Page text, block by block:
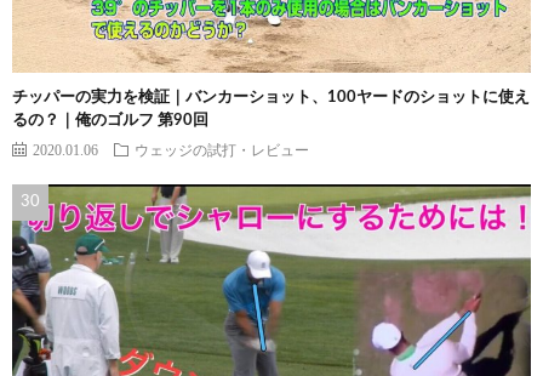
チッパーの実力を検証｜バンカーショット、100ヤードのショットに使え
るの？｜俺のゴルフ 第90回
2020.01.06 ウェッジの試打・レビュー